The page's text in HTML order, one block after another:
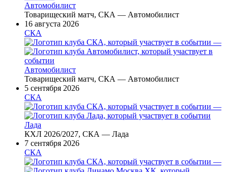
Автомобилист
Товарищеский матч, СКА — Автомобилист
16 августа 2026
СКА
—
Автомобилист
Товарищеский матч, СКА — Автомобилист
5 сентября 2026
СКА
—
Лада
КХЛ 2026/2027, СКА — Лада
7 сентября 2026
СКА
—